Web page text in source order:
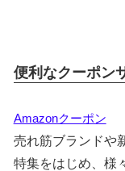
便利なクーポン
Amazonクーポン
売れ筋ブランドや
特集をはじめ、様